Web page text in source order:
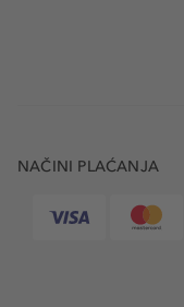
NAČINI PLAĆANJA